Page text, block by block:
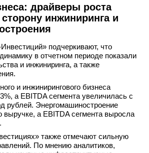
драйверы роста
инжиниринга и
подчеркивают, что
в отчетном периоде показали
и инжиниринга, а также
и инжинирингового бизнеса
а EBITDA сегмента увеличилась с
рублей. Энергомашиностроение
выручке, а EBITDA сегмента выросла
также отмечают сильную
По мнению аналитиков,